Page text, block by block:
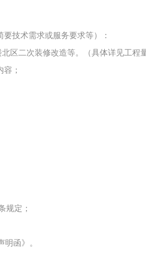
技术需求或服务要求等）：
区二次装修改造等。
（具体详见工程
；
规定；
明函》。